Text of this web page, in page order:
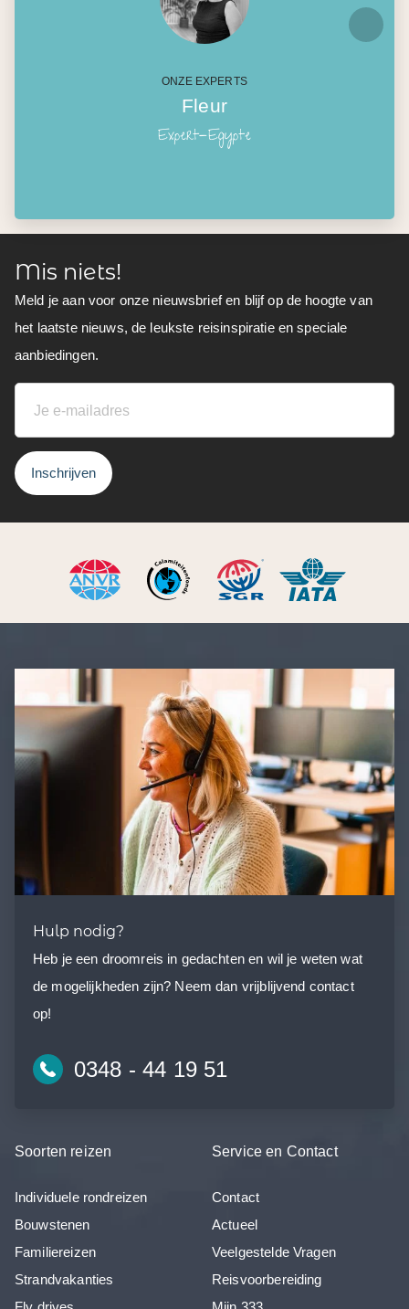
ONZE EXPERTS
Fleur
Expert-Egypte
Mis niets!
Meld je aan voor onze nieuwsbrief en blijf op de hoogte van
het laatste nieuws, de leukste reisinspiratie en speciale
aanbiedingen.
Inschrijven
Hulp nodig?
Heb je een droomreis in gedachten en wil je weten wat
de mogelijkheden zijn? Neem dan vrijblijvend contact
op!
0348 - 44 19 51
Soorten reizen
Individuele rondreizen
Bouwstenen
Familiereizen
Strandvakanties
Service en Contact
Contact
Actueel
Veelgestelde Vragen
Reisvoorbereiding